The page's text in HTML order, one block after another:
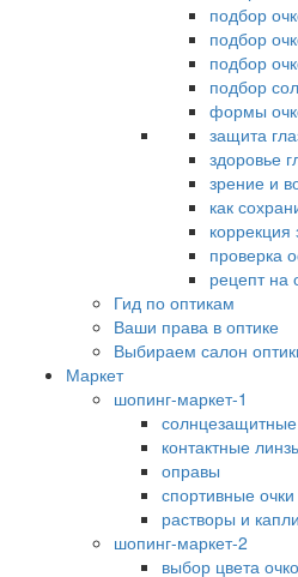
подбор
подбор
подбор
подбор
формы
защита
здоровье
зрение и
как
коррекция
проверка
рецепт на
Гид по оптикам
Ваши права в оптике
Выбираем салон
Маркет
шопинг-маркет-1
солнцезащитные
контактные
оправы
спортивные очки
растворы и капли
шопинг-маркет-2
выбор цвета